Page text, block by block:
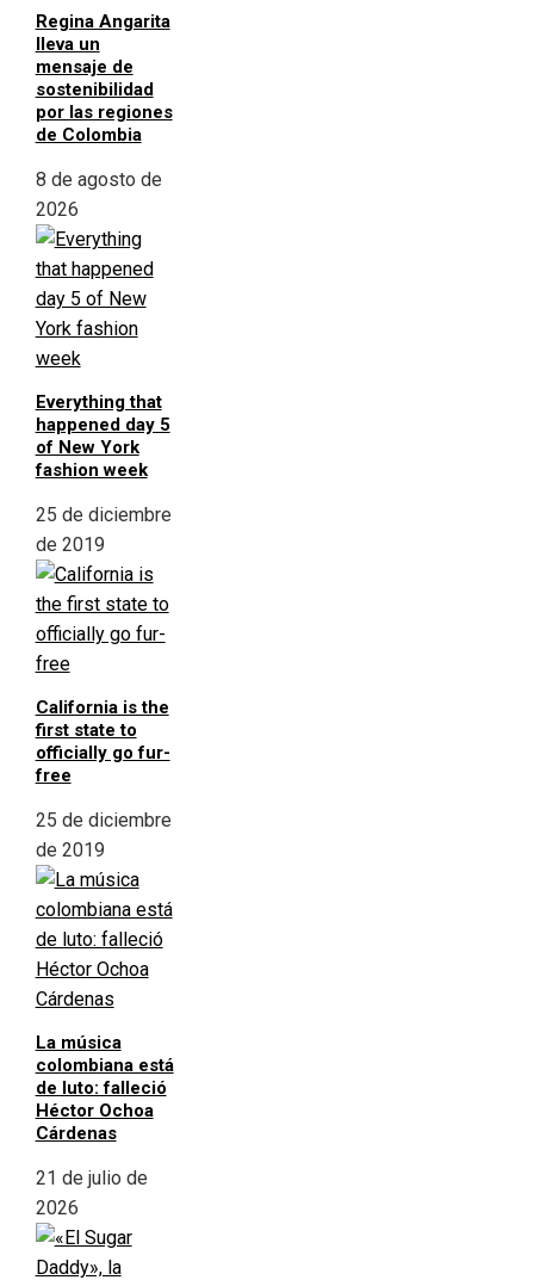
Regina Angarita
lleva un
mensaje de
sostenibilidad
por las regiones
de Colombia
8 de agosto de
2026
Everything that
happened day 5
of New York
fashion week
25 de diciembre
de 2019
California is the
first state to
officially go fur-
free
25 de diciembre
de 2019
La música
colombiana está
de luto: falleció
Héctor Ochoa
Cárdenas
21 de julio de
2026